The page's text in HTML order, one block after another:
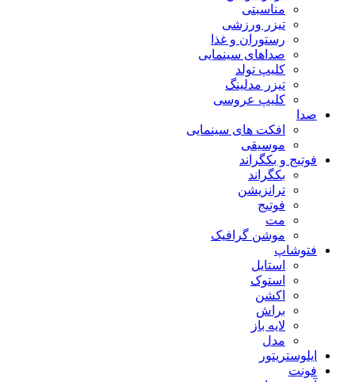
مناسبتی
تیزر ورزشی
رستوران و غذا
صداهای سینمایی
کلیپ تولد
تیزر مدلینگ
کلیپ عروسی
صدا
افکت های سینمایی
موسیقی
فوتیج و بکگراند
بکگراند
ترانزیشن
فوتیج
مت
موشن گرافیک
فتوشاپ
استایل
استوک
اکشن
براش
لایه باز
مدل
ایلوستریتور
فونت